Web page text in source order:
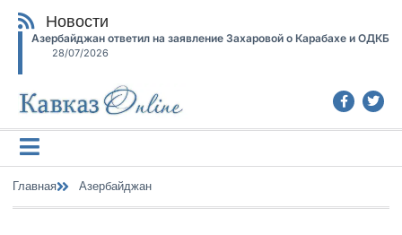
Новости
Азербайджан ответил на заявление Захаровой о Карабахе и ОДКБ
28/07/2026
Главная Азербайджан